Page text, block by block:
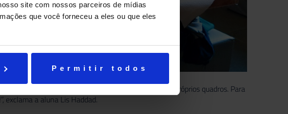
site com nossos parceiros de mídias
que você forneceu a eles ou que eles
Permitir todos
a virarem artistas de verdade, pintando os seus próprios quadros. Para
exclama a aluna Lis Haddad.